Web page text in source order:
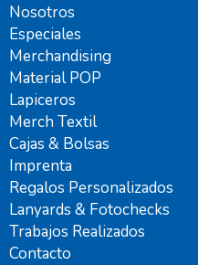
Nosotros
Especiales
Merchandising
Material POP
Lapiceros
Merch Textil
Cajas & Bolsas
Imprenta
Regalos Personalizados
Lanyards & Fotochecks
Trabajos Realizados
Contacto